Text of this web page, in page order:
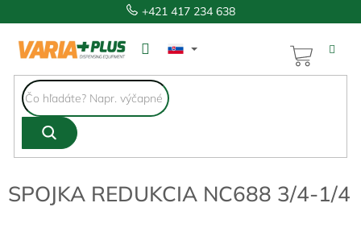
na
obsah
+421 417 234 638
KOŠÍK
SPOJKA REDUKCIA NC688 3/4-1/4